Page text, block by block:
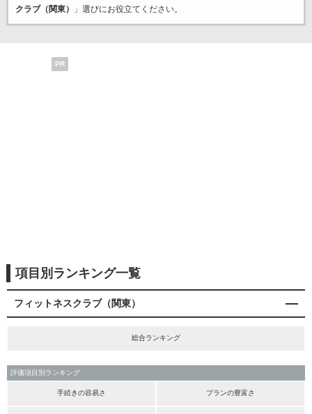
クラブ（関東）
」選びにお役立てください。
PR
項目別ランキング一覧
フィットネスクラブ（関東）
総合ランキング
評価項目別ランキング
手続きの容易さ プランの豊富さ